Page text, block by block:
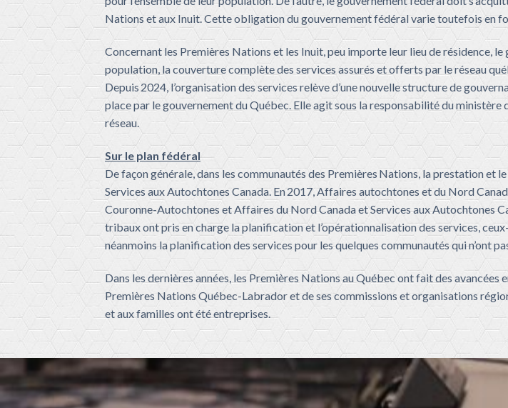
Nations et aux Inuit. Cette obligation du gouvernement fédéral varie toutefois en
Concernant les Premières Nations et les Inuit, peu importe leur lieu de résidence,
population, la couverture complète des services assurés et offerts par le réseau
Depuis 2024, l’organisation des services relève d’une nouvelle structure de
place par le gouvernement du Québec. Elle agit sous la responsabilité du ministère
réseau.
Sur le plan fédéral
De façon générale, dans les communautés des Premières Nations, la prestation et
Services aux Autochtones Canada. En 2017, Affaires autochtones et du Nord
Couronne-Autochtones et Affaires du Nord Canada et Services aux Autochtones
tribaux ont pris en charge la planification et l’opérationnalisation des services,
néanmoins la planification des services pour les quelques communautés qui n’ont
Dans les dernières années, les Premières Nations au Québec ont fait des avancées
Premières Nations Québec-Labrador et de ses commissions et organisations
et aux familles ont été entreprises.